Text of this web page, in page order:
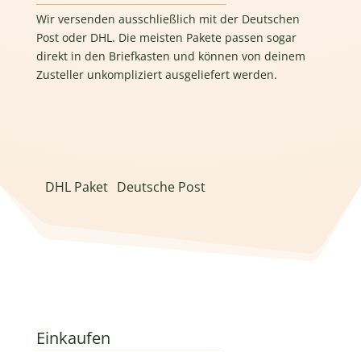
Wir versenden ausschließlich mit der Deutschen
Post oder DHL. Die meisten Pakete passen sogar
direkt in den Briefkasten und können von deinem
Zusteller unkompliziert ausgeliefert werden.
DHL Paket Deutsche Post
Einkaufen